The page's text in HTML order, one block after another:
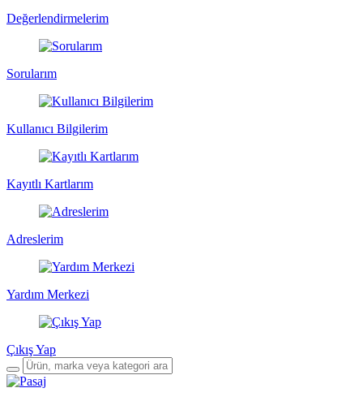
Değerlendirmelerim
Sorularım
Kullanıcı Bilgilerim
Kayıtlı Kartlarım
Adreslerim
Yardım Merkezi
Çıkış Yap